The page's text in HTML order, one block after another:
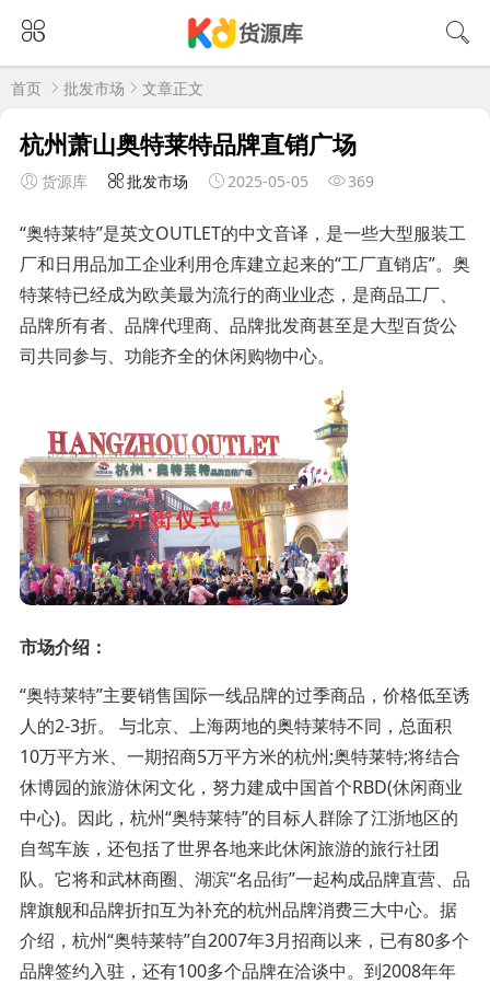
首页 批发市场 文章正文
杭州萧山奥特莱特品牌直销广场
货源库 批发市场 2025-05-05 369
“奥特莱特”是英文OUTLET的中文音译，是一些大型服装工
厂和日用品加工企业利用仓库建立起来的“工厂直销店”。奥
特莱特已经成为欧美最为流行的商业业态，是商品工厂、
品牌所有者、品牌代理商、品牌批发商甚至是大型百货公
司共同参与、功能齐全的休闲购物中心。
市场介绍：
“奥特莱特”主要销售国际一线品牌的过季商品，价格低至诱
人的2-3折。 与北京、上海两地的奥特莱特不同，总面积
10万平方米、一期招商5万平方米的杭州;奥特莱特;将结合
休博园的旅游休闲文化，努力建成中国首个RBD(休闲商业
中心)。因此，杭州“奥特莱特”的目标人群除了江浙地区的
自驾车族，还包括了世界各地来此休闲旅游的旅行社团
队。它将和武林商圈、湖滨“名品街”一起构成品牌直营、品
牌旗舰和品牌折扣互为补充的杭州品牌消费三大中心。据
介绍，杭州“奥特莱特”自2007年3月招商以来，已有80多个
品牌签约入驻，还有100多个品牌在洽谈中。到2008年年